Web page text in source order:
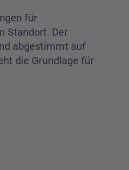
für
Standort. Der
abgestimmt auf
die Grundlage für